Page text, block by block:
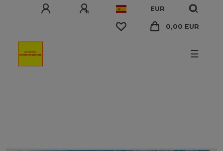
EUR
0,00 EUR
☰